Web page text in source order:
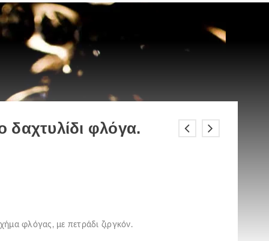
φλόγα.
φλόγας, με πετράδι ζιργκόν.